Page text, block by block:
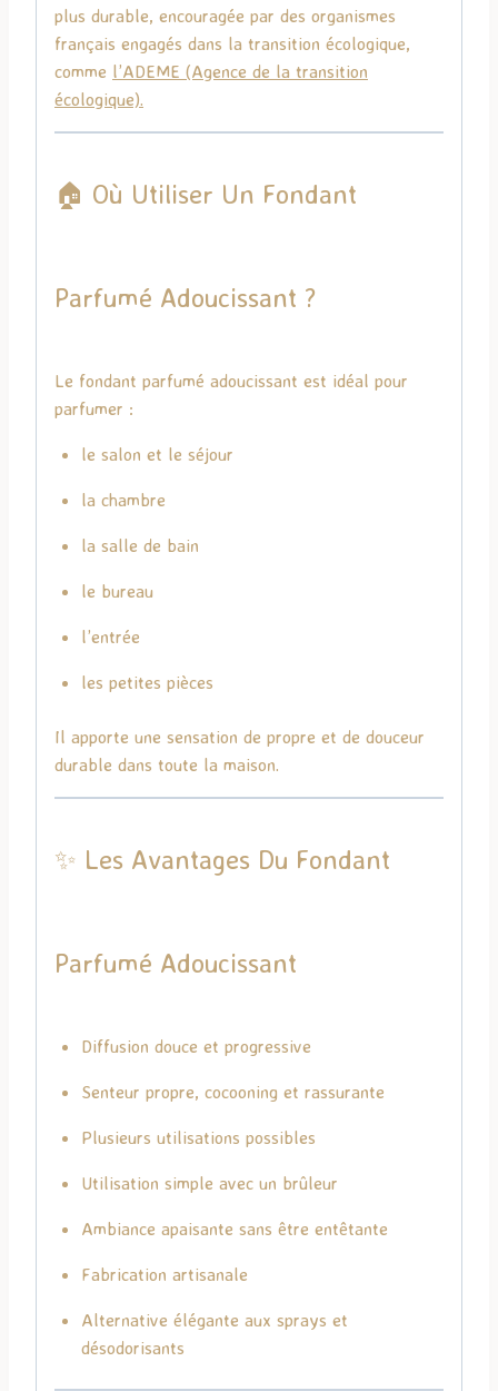
plus durable, encouragée par des organismes
français engagés dans la transition écologique,
comme l’ADEME (Agence de la transition
écologique).
🏠 Où Utiliser Un Fondant
Parfumé Adoucissant ?
Le fondant parfumé adoucissant est idéal pour
parfumer :
le salon et le séjour
la chambre
la salle de bain
le bureau
l’entrée
les petites pièces
Il apporte une sensation de propre et de douceur
durable dans toute la maison.
✨ Les Avantages Du Fondant
Parfumé Adoucissant
Diffusion douce et progressive
Senteur propre, cocooning et rassurante
Plusieurs utilisations possibles
Utilisation simple avec un brûleur
Ambiance apaisante sans être entêtante
Fabrication artisanale
Alternative élégante aux sprays et
désodorisants